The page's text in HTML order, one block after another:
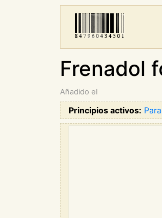
Frenadol
Añadido el
Principios activos: